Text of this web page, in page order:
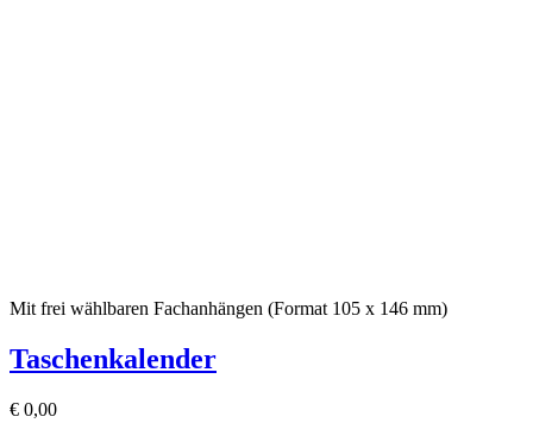
Mit frei wählbaren Fachanhängen (Format 105 x 146 mm)
Taschenkalender
€ 0,00